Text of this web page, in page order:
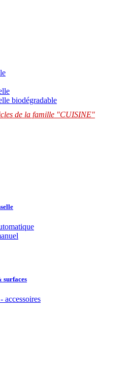
biodégradable
de la famille "CUISINE"
surfaces
accessoires